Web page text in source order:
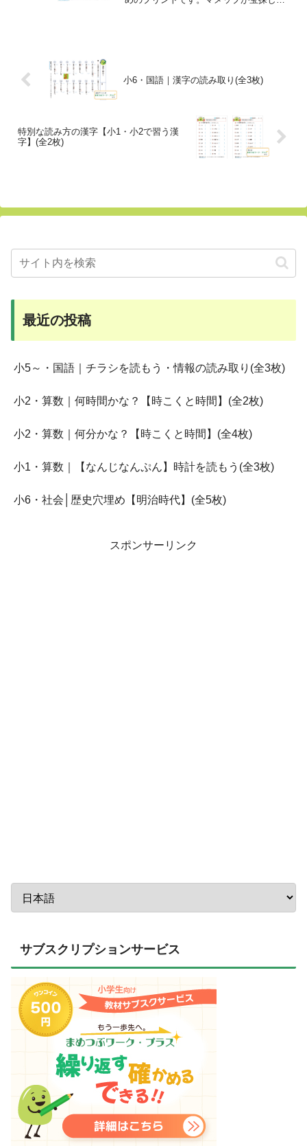
小6・国語｜漢字の読み取り(全3枚)
特別な読み方の漢字【小1・小2で習う漢
字】(全2枚)
最近の投稿
小5～・国語｜チラシを読もう・情報の読み取り(全3枚)
小2・算数｜何時間かな？【時こくと時間】(全2枚)
小2・算数｜何分かな？【時こくと時間】(全4枚)
小1・算数｜【なんじなんぷん】時計を読もう(全3枚)
小6・社会│歴史穴埋め【明治時代】(全5枚)
スポンサーリンク
サブスクリプションサービス